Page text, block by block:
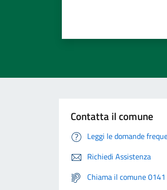
Contatta il comune
Leggi le domande
Richiedi Assistenza
Chiama il comune